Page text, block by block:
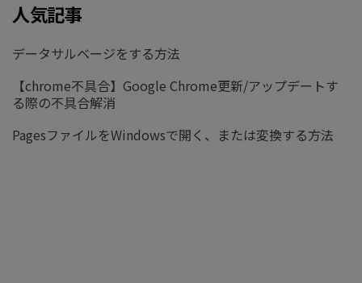
人気記事
データサルベージをする方法
【chrome不具合】Google Chrome更新/アップデートす
る際の不具合解消
PagesファイルをWindowsで開く、または変換する方法